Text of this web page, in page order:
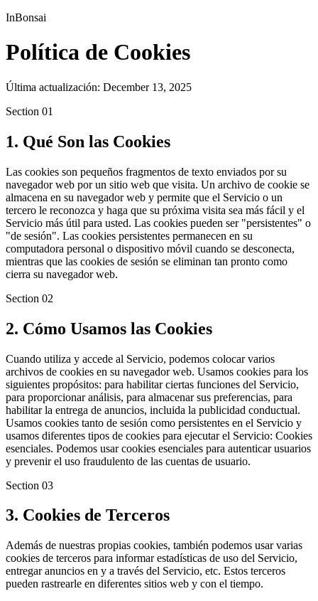
InBonsai
Política de Cookies
Última actualización: December 13, 2025
Section 01
1. Qué Son las Cookies
Las cookies son pequeños fragmentos de texto enviados por su
navegador web por un sitio web que visita. Un archivo de cookie se
almacena en su navegador web y permite que el Servicio o un
tercero le reconozca y haga que su próxima visita sea más fácil y el
Servicio más útil para usted. Las cookies pueden ser "persistentes" o
"de sesión". Las cookies persistentes permanecen en su
computadora personal o dispositivo móvil cuando se desconecta,
mientras que las cookies de sesión se eliminan tan pronto como
cierra su navegador web.
Section 02
2. Cómo Usamos las Cookies
Cuando utiliza y accede al Servicio, podemos colocar varios
archivos de cookies en su navegador web. Usamos cookies para los
siguientes propósitos: para habilitar ciertas funciones del Servicio,
para proporcionar análisis, para almacenar sus preferencias, para
habilitar la entrega de anuncios, incluida la publicidad conductual.
Usamos cookies tanto de sesión como persistentes en el Servicio y
usamos diferentes tipos de cookies para ejecutar el Servicio: Cookies
esenciales. Podemos usar cookies esenciales para autenticar usuarios
y prevenir el uso fraudulento de las cuentas de usuario.
Section 03
3. Cookies de Terceros
Además de nuestras propias cookies, también podemos usar varias
cookies de terceros para informar estadísticas de uso del Servicio,
entregar anuncios en y a través del Servicio, etc. Estos terceros
pueden rastrearle en diferentes sitios web y con el tiempo.